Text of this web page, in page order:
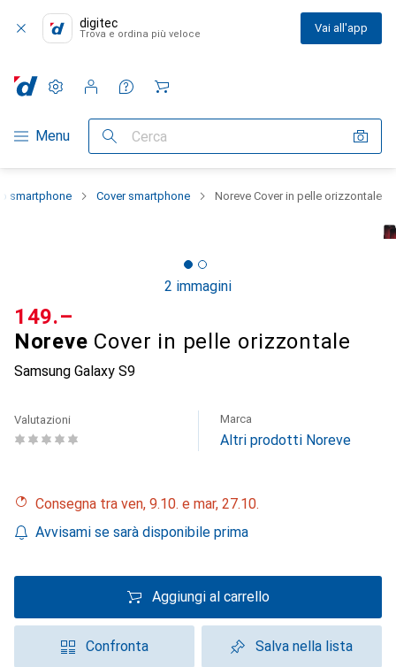
digitec
Trova e ordina più veloce Vai all'app
Categoria Navigazione
Menu Cerca
Impostazioni
Conto cliente
Liste di confronto
Liste dei desideri
Carrello
smartphone Cover smartphone Noreve Cover in pelle orizzontale
2 immagini
Noreve Cover in pelle orizzontale
Samsung Galaxy S9
CHF
149.–
Valutazioni Marca
Altri prodotti Noreve
Consegna tra ven, 9.10. e mar, 27.10.
Avvisami se sarà disponibile prima
Aggiungi al carrello
Confronta Salva nella lista